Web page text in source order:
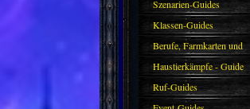
Szenarien-Guides
Klassen-Guides
Berufe, Farmkarten und
Haustiere
Haustierkämpfe - Guide
Ruf-Guides